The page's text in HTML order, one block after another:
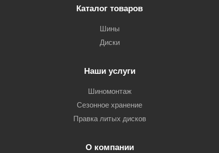
Каталог товаров
Шины
Диски
Наши услуги
Шиномонтаж
Сезонное хранение
Правка литых дисков
О компании